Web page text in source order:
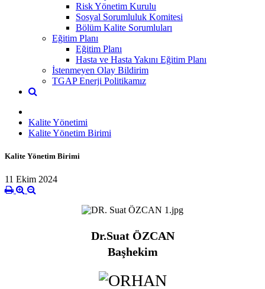
Risk Yönetim Kurulu
Sosyal Sorumluluk Komitesi
Bölüm Kalite Sorumluları
Eğitim Planı
Eğitim Planı
Hasta ve Hasta Yakını Eğitim Planı
İstenmeyen Olay Bildirim
TGAP Enerji Politikamız
Kalite Yönetimi
Kalite Yönetim Birimi
Kalite Yönetim Birimi
11 Ekim 2024
Dr.Suat ÖZCAN
Başhekim